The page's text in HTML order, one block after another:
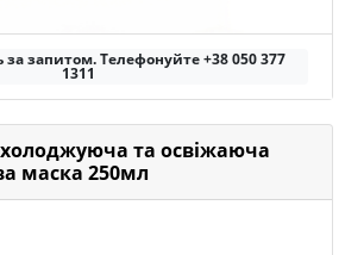
за запитом. Телефонуйте +38 050 377
1311
та освіжаюча
маска 250мл